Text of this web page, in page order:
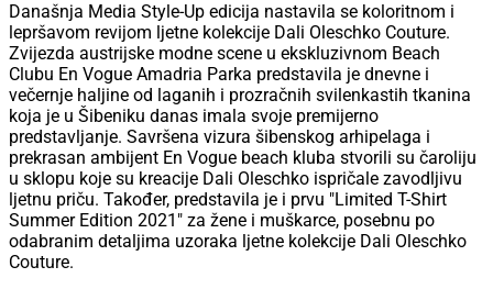
Današnja Media Style-Up edicija nastavila se koloritnom i
lepršavom revijom ljetne kolekcije Dali Oleschko Couture.
Zvijezda austrijske modne scene u ekskluzivnom Beach
Clubu En Vogue Amadria Parka predstavila je dnevne i
večernje haljine od laganih i prozračnih svilenkastih tkanina
koja je u Šibeniku danas imala svoje premijerno
predstavljanje. Savršena vizura šibenskog arhipelaga i
prekrasan ambijent En Vogue beach kluba stvorili su čaroliju
u sklopu koje su kreacije Dali Oleschko ispričale zavodljivu
ljetnu priču. Također, predstavila je i prvu "Limited T-Shirt
Summer Edition 2021" za žene i muškarce, posebnu po
odabranim detaljima uzoraka ljetne kolekcije Dali Oleschko
Couture.